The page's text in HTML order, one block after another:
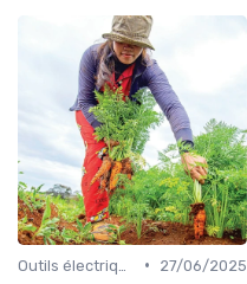
•
27/06/2025